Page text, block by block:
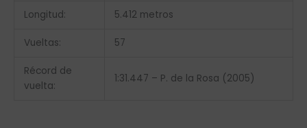
Longitud: 5.412 metros
Vueltas: 57
Récord de
vuelta:
1:31.447 – P. de la Rosa (2005)